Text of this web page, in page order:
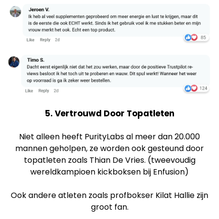
5. Vertrouwd Door Topatleten
Niet alleen heeft PurityLabs al meer dan 20.000
mannen geholpen, ze worden ook gesteund door
topatleten zoals Thian De Vries. (tweevoudig
wereldkampioen kickboksen bij Enfusion)
Ook andere atleten zoals profbokser Kilat Hallie zijn
groot fan.